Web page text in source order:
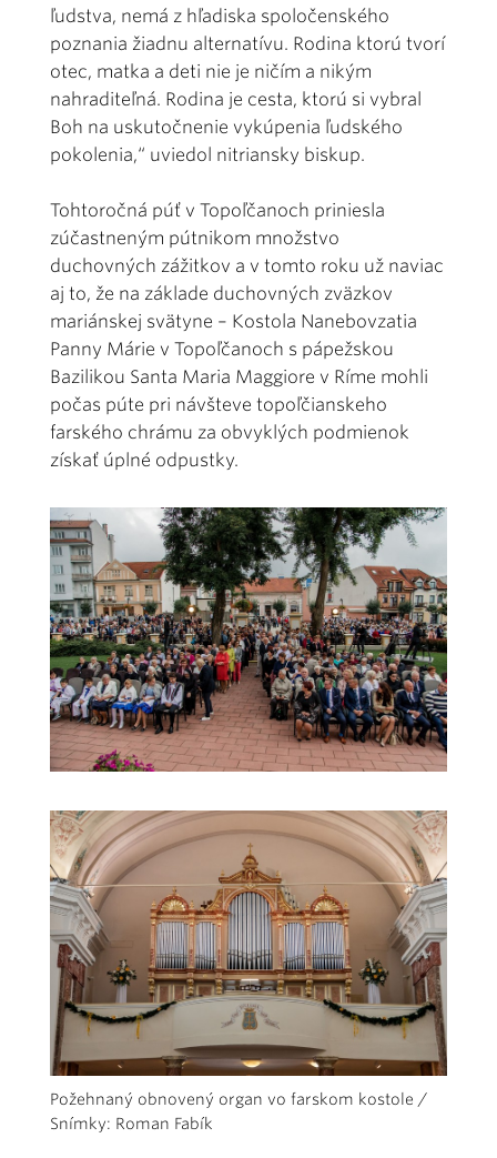
ľudstva, nemá z hľadiska spoločenského
poznania žiadnu alternatívu. Rodina ktorú tvorí
otec, matka a deti nie je ničím a nikým
nahraditeľná. Rodina je cesta, ktorú si vybral
Boh na uskutočnenie vykúpenia ľudského
pokolenia,“ uviedol nitriansky biskup.
Tohtoročná púť v Topoľčanoch priniesla
zúčastneným pútnikom množstvo
duchovných zážitkov a v tomto roku už naviac
aj to, že na základe duchovných zväzkov
mariánskej svätyne – Kostola Nanebovzatia
Panny Márie v Topoľčanoch s pápežskou
Bazilikou Santa Maria Maggiore v Ríme mohli
počas púte pri návšteve topoľčianskeho
farského chrámu za obvyklých podmienok
získať úplné odpustky.
Požehnaný obnovený organ vo farskom kostole /
Snímky: Roman Fabík